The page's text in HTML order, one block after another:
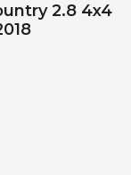
2.8 4x4